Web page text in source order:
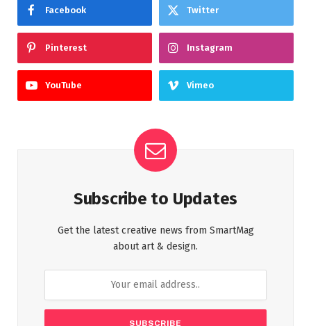
Facebook Twitter
Pinterest Instagram
YouTube Vimeo
Subscribe to Updates
Get the latest creative news from SmartMag
about art & design.